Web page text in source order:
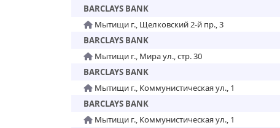
BARCLAYS BANK
Мытищи г., Щелковский 2-й пр., 3
BARCLAYS BANK
Мытищи г., Мира ул., стр. 30
BARCLAYS BANK
Мытищи г., Коммунистическая ул., 1
BARCLAYS BANK
Мытищи г., Коммунистическая ул., 1